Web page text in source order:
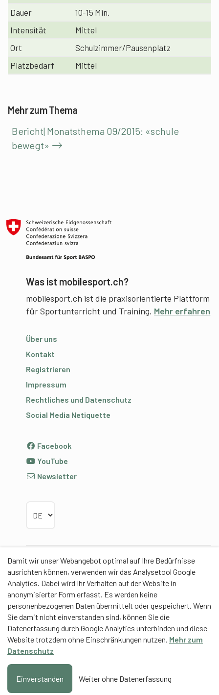
Damit wir unser Webangebot optimal auf Ihre Bedürfnisse
ausrichten können, verwenden wir das Analysetool Google
Analytics. Dabei wird Ihr Verhalten auf der Website in
anonymisierter Form erfasst. Es werden keine
personenbezogenen Daten übermittelt oder gespeichert. Wenn
Sie damit nicht einverstanden sind, können Sie die
Datenerfassung durch Google Analytics unterbinden und diese
Website trotzdem ohne Einschränkungen nutzen. Mehr zum
Datenschutz
Einverstanden Weiter ohne Datenerfassung
Dauer
10-15 Min.
Intensität
Mittel
Ort
Schulzimmer/Pausenplatz
Platzbedarf
Mittel
Mehr zum Thema
Bericht| Monatsthema 09/2015: «schule
bewegt»
Was ist mobilesport.ch?
mobilesport.ch ist die praxisorientierte Plattform
für Sportunterricht und Training. Mehr erfahren
Über uns
Kontakt
Registrieren
Impressum
Rechtliches und Datenschutz
Social Media Netiquette
Facebook
YouTube
Newsletter
Partner
Contentpartner
Eidgenössische Hochschule für Sport Magglingen
EHSM